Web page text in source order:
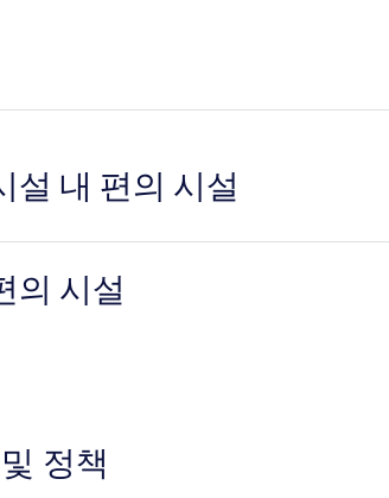
설 내 편의 시설
의 시설
정책